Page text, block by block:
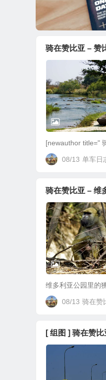
骑在赞比亚 – 赞
[newauthor title="
08/13 单车日
骑在赞比亚 – 维
维多利亚公园里的
08/13 骑在赞
[ 组图 ] 骑在赞